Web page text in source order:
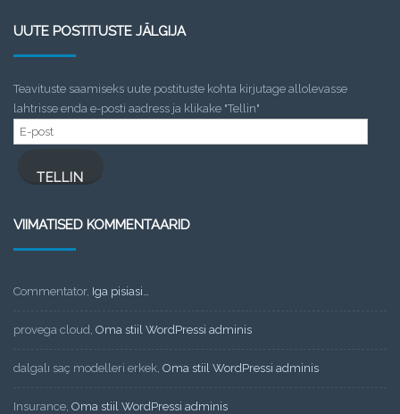
UUTE POSTITUSTE JÄLGIJA
Teavituste saamiseks uute postituste kohta kirjutage allolevasse
lahtrisse enda e-posti aadress ja klikake "Tellin"
E-
post
TELLIN
VIIMATISED KOMMENTAARID
Commentator, Iga pisiasi…
provega cloud, Oma stiil WordPressi adminis
dalgalı saç modelleri erkek, Oma stiil WordPressi adminis
Insurance, Oma stiil WordPressi adminis